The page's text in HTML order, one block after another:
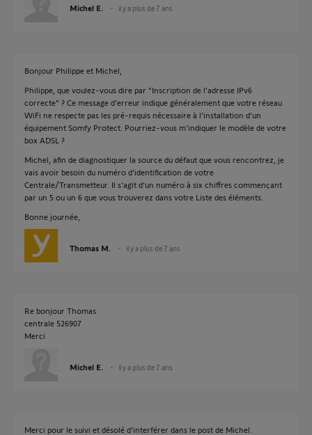
Michel E. il y a plus de 7 ans
Bonjour Philippe et Michel,
Philippe, que voulez-vous dire par "Inscription de l'adresse IPv6
correcte" ? Ce message d'erreur indique généralement que votre réseau
WiFi ne respecte pas les pré-requis nécessaire à l'installation d'un
équipement Somfy Protect. Pourriez-vous m'indiquer le modèle de votre
box ADSL ?
Michel, afin de diagnostiquer la source du défaut que vous rencontrez, je
vais avoir besoin du numéro d'identification de votre
Centrale/Transmetteur. Il s'agit d'un numéro à six chiffres commençant
par un 5 ou un 6 que vous trouverez dans votre Liste des éléments.
Bonne journée,
Thomas M. il y a plus de 7 ans
Re bonjour Thomas
centrale 526907
Merci
Michel E. il y a plus de 7 ans
Merci pour le suivi et désolé d'interférer dans le post de Michel.